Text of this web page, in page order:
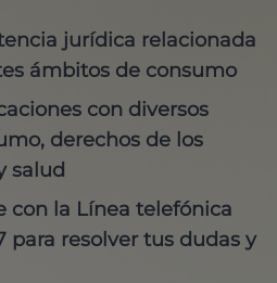
jurídica relacionada
ámbitos de consumo
con diversos
derechos de los
salud
con la Línea telefónica
para resolver tus dudas y